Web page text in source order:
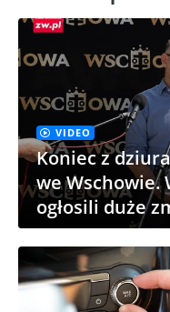
VIDEO
Koniec z
we
ogłosili duże